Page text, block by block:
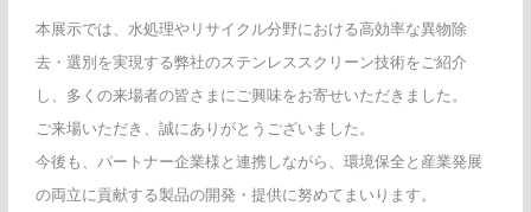
本展示では、水処理やリサイクル分野における高効率な異物除
去・選別を実現する弊社のステンレススクリーン技術をご紹介
し、多くの来場者の皆さまにご興味をお寄せいただきました。
ご来場いただき、誠にありがとうございました。
今後も、パートナー企業様と連携しながら、環境保全と産業発展
の両立に貢献する製品の開発・提供に努めてまいります。